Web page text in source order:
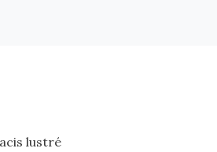
lustré